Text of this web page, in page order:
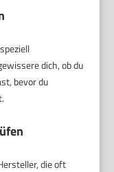
dich, ob du
bevor du
die oft